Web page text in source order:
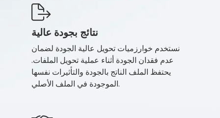
نتائج بجودة عالية
نستخدم خوارزميات تحويل عالية الجودة لضمان
عدم فقدان الجودة أثناء عملية تحويل الملفات.
يحتفظ الملف الناتج بالجودة والتأثيرات نفسها
الموجودة في الملف الأصلي.